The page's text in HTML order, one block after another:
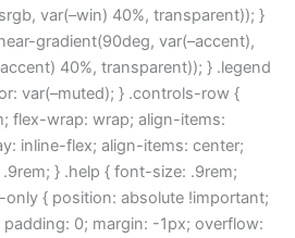
var(–win) 40%, transparent)); }
gradient(90deg, var(–accent),
40%, transparent)); } .legend
var(–muted); } .controls-row {
flex-wrap: wrap; align-items:
inline-flex; align-items: center;
} .help { font-size: .9rem;
only { position: absolute !important;
0; margin: -1px; overflow: